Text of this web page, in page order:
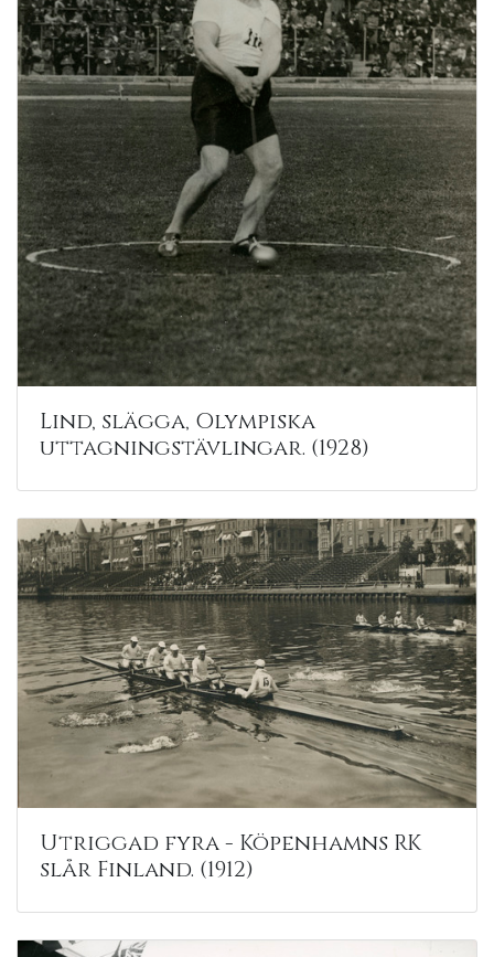
Lind, slägga, Olympiska
uttagningstävlingar. (1928)
Utriggad fyra - Köpenhamns RK
slår Finland. (1912)